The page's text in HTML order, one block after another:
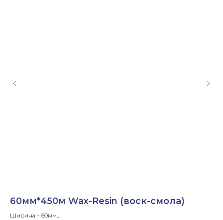
60мм*450м Wax-Resin (воск-смола)
Ширина - 60мм